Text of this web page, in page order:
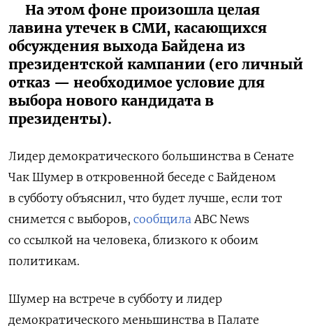
На этом фоне произошла целая
лавина утечек в СМИ, касающихся
обсуждения выхода Байдена из
президентской кампании (его личный
отказ — необходимое условие для
выбора нового кандидата в
президенты).
Лидер демократического большинства в Сенате
Чак Шумер в откровенной беседе с Байденом
в субботу объяснил, что будет лучше, если тот
снимется с выборов, сообщила ABC News
со ссылкой на человека, близкого к обоим
политикам.
Шумер на встрече в субботу и лидер
демократического меньшинства в Палате